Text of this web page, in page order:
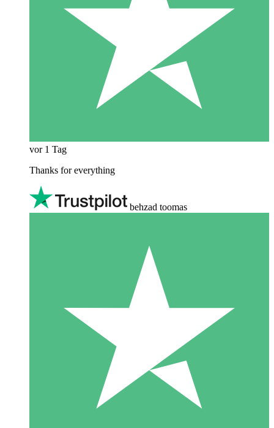
vor 1 Tag
Thanks for everything
behzad toomas